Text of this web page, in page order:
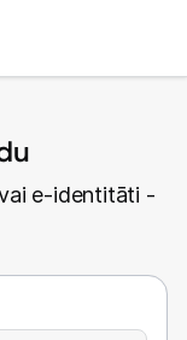
e-identitāti -